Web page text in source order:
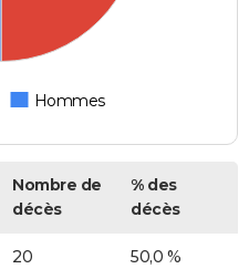
Hommes
Nombre de
décès
% des
décès
20 50,0 %